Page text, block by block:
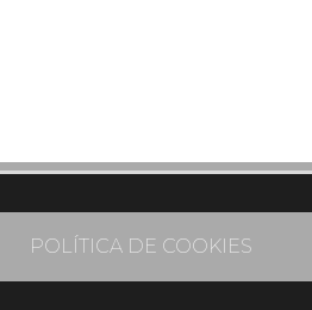
POLÍTICA DE COOKIES